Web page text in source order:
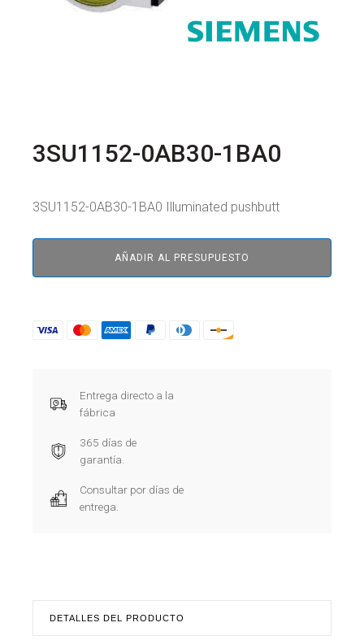
3SU1152-0AB30-1BA0
3SU1152-0AB30-1BA0 Illuminated pushbutt
AÑADIR AL PRESUPUESTO
Entrega directo a la
fábrica
365 días de
garantía.
Consultar por días de
entrega.
DETALLES DEL PRODUCTO